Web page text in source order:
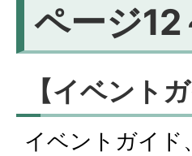
ページ12
【イベント
イベントガイド